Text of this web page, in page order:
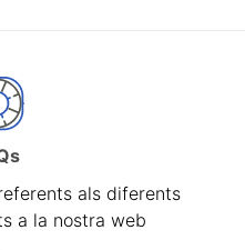
als diferents
a la nostra web